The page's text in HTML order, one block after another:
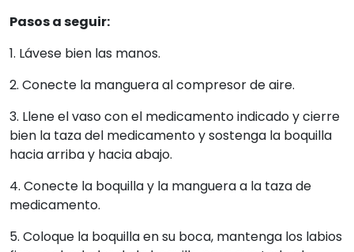
Pasos a seguir:
1. Lávese bien las manos.
2. Conecte la manguera al compresor de aire.
3. Llene el vaso con el medicamento indicado y cierre
bien la taza del medicamento y sostenga la boquilla
hacia arriba y hacia abajo.
4. Conecte la boquilla y la manguera a la taza de
medicamento.
5. Coloque la boquilla en su boca, mantenga los labios